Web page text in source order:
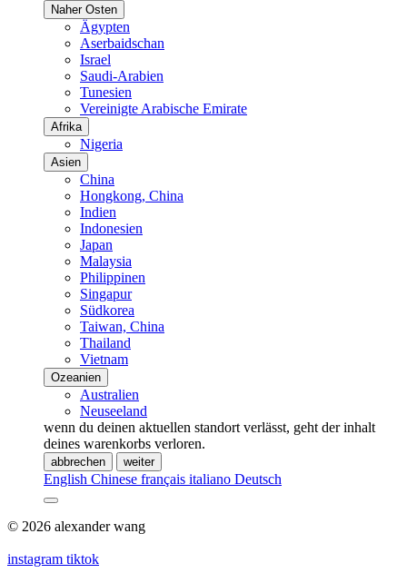
Naher Osten
Ägypten
Aserbaidschan
Israel
Saudi-Arabien
Tunesien
Vereinigte Arabische Emirate
Afrika
Nigeria
Asien
China
Hongkong, China
Indien
Indonesien
Japan
Malaysia
Philippinen
Singapur
Südkorea
Taiwan, China
Thailand
Vietnam
Ozeanien
Australien
Neuseeland
wenn du deinen aktuellen standort verlässt, geht der inhalt
deines warenkorbs verloren.
abbrechen weiter
English Chinese français italiano Deutsch
© 2026 alexander wang
instagram tiktok